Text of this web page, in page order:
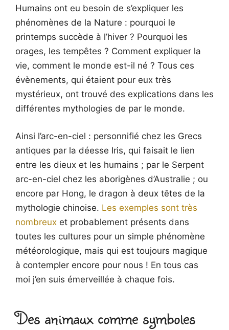
Humains ont eu besoin de s’expliquer les
phénomènes de la Nature : pourquoi le
printemps succède à l’hiver ? Pourquoi les
orages, les tempêtes ? Comment expliquer la
vie, comment le monde est-il né ? Tous ces
évènements, qui étaient pour eux très
mystérieux, ont trouvé des explications dans les
différentes mythologies de par le monde.
Ainsi l’arc-en-ciel : personnifié chez les Grecs
antiques par la déesse Iris, qui faisait le lien
entre les dieux et les humains ; par le Serpent
arc-en-ciel chez les aborigènes d’Australie ; ou
encore par Hong, le dragon à deux têtes de la
mythologie chinoise. Les exemples sont très
nombreux et probablement présents dans
toutes les cultures pour un simple phénomène
météorologique, mais qui est toujours magique
à contempler encore pour nous ! En tous cas
moi j’en suis émerveillée à chaque fois.
Des animaux comme symboles